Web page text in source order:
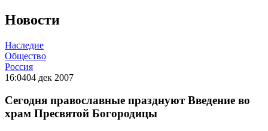
Новости
Наследие
Общество
Россия
16:0404 дек 2007
Сегодня православные празднуют Введение во
храм Пресвятой Богородицы